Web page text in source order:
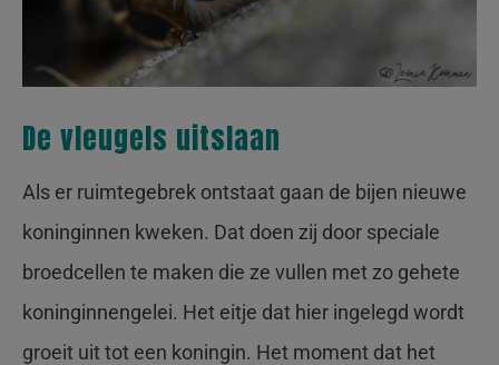
De vleugels uitslaan
Als er ruimtegebrek ontstaat gaan de bijen nieuwe
koninginnen kweken. Dat doen zij door speciale
broedcellen te maken die ze vullen met zo gehete
koninginnengelei. Het eitje dat hier ingelegd wordt
groeit uit tot een koningin. Het moment dat het